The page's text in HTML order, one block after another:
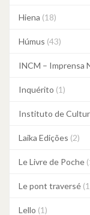
Hiena (18)
Húmus (43)
INCM – Imprensa
Inquérito (1)
Instituto de
Laika Edições (2)
Le Livre de Poche
Le pont traversé
Lello (1)